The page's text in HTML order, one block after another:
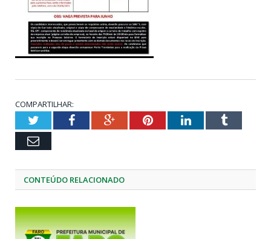
COMPARTILHAR:
TwitterFacebookGoogle+PinterestLinkedInTumblr
Email
CONTEÚDO RELACIONADO